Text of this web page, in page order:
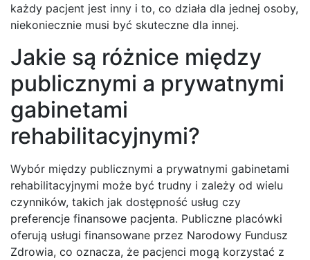
każdy pacjent jest inny i to, co działa dla jednej osoby,
niekoniecznie musi być skuteczne dla innej.
Jakie są różnice między
publicznymi a prywatnymi
gabinetami
rehabilitacyjnymi?
Wybór między publicznymi a prywatnymi gabinetami
rehabilitacyjnymi może być trudny i zależy od wielu
czynników, takich jak dostępność usług czy
preferencje finansowe pacjenta. Publiczne placówki
oferują usługi finansowane przez Narodowy Fundusz
Zdrowia, co oznacza, że pacjenci mogą korzystać z